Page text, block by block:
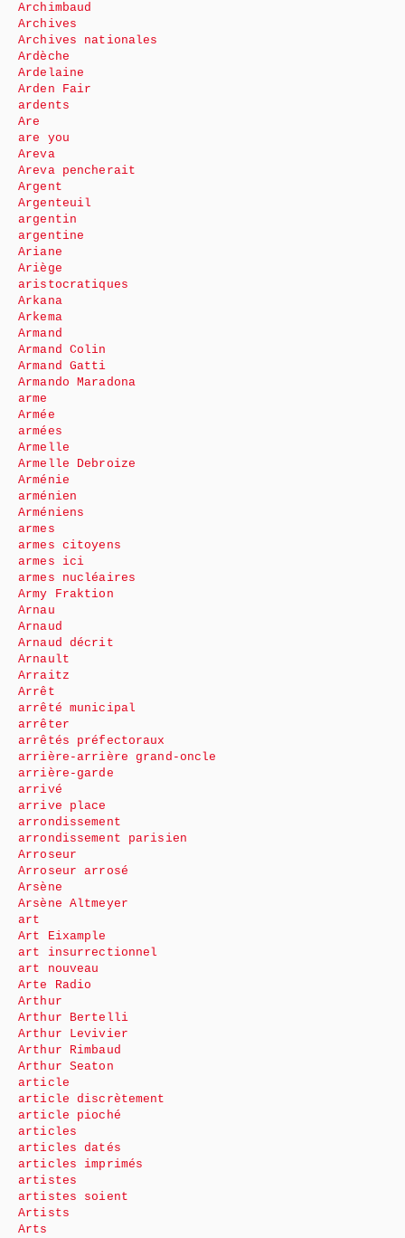
Archimbaud
Archives
Archives nationales
Ardèche
Ardelaine
Arden Fair
ardents
Are
are you
Areva
Areva pencherait
Argent
Argenteuil
argentin
argentine
Ariane
Ariège
aristocratiques
Arkana
Arkema
Armand
Armand Colin
Armand Gatti
Armando Maradona
arme
Armée
armées
Armelle
Armelle Debroize
Arménie
arménien
Arméniens
armes
armes citoyens
armes ici
armes nucléaires
Army Fraktion
Arnau
Arnaud
Arnaud décrit
Arnault
Arraitz
Arrêt
arrêté municipal
arrêter
arrêtés préfectoraux
arrière-arrière grand-oncle
arrière-garde
arrivé
arrive place
arrondissement
arrondissement parisien
Arroseur
Arroseur arrosé
Arsène
Arsène Altmeyer
art
Art Eixample
art insurrectionnel
art nouveau
Arte Radio
Arthur
Arthur Bertelli
Arthur Levivier
Arthur Rimbaud
Arthur Seaton
article
article discrètement
article pioché
articles
articles datés
articles imprimés
artistes
artistes soient
Artists
Arts